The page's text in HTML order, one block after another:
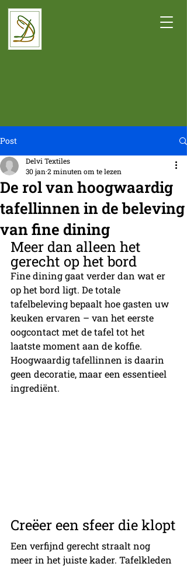
Post
De rol van hoogwaardig
tafellinnen in de beleving
van fine dining
Delvi Textiles
30 jan 2 minuten om te lezen
Meer dan alleen het
gerecht op het bord
Fine dining gaat verder dan wat er
op het bord ligt. De totale
tafelbeleving bepaalt hoe gasten uw
keuken ervaren – van het eerste
oogcontact met de tafel tot het
laatste moment aan de koffie.
Hoogwaardig tafellinnen is daarin
geen decoratie, maar een essentieel
ingrediënt.
Creëer een sfeer die klopt
Een verfijnd gerecht straalt nog
meer in het juiste kader. Tafelkleden